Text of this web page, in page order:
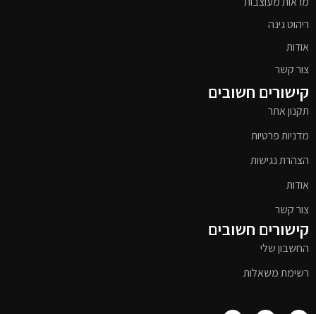
ריהוט גינה
אודות
צור קשר
קישורים חשובים
תקנון אתר
מדניות פרטיות
הצהרת נגישות
אודות
צור קשר
קישורים חשובים
החשבון שלי
רשימת משאלות